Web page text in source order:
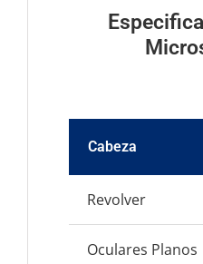
Cabeza
Revolver
Oculares Planos